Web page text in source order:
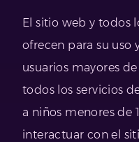
El sitio web y todos
ofrecen para su uso
usuarios mayores
todos los servicios
a niños menores de
interactuar con el